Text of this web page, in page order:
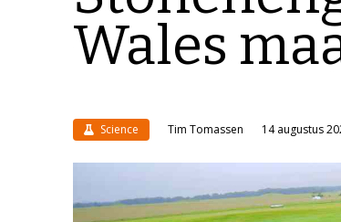
Wales
Science Tim Tomassen 14 augustus